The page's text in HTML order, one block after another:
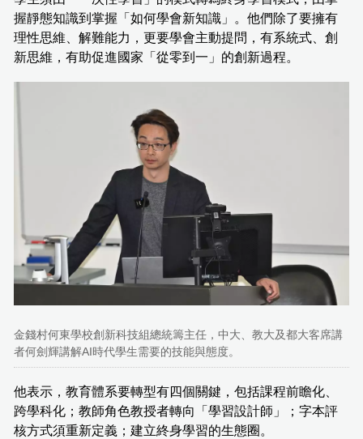
握靜態知識到掌握「如何學會新知識」。他們除了要擁有
理性思維、解難能力，更要學會主動提問，有系統式、創
新思維，有助促進國家「從零到一」的創新過程。
金錢村何東學校創新科技組總統籌主任，中大、教大及都大客席講
者何劍輝講解AI時代學生需要的技能與態度。
他表示，教育體系要轉型有四個關鍵，包括課程前瞻化、
跨學科化；教師角色教授者轉向「學習設計師」；字本評
核方式須重新定義；建立終身學習的生態圈。